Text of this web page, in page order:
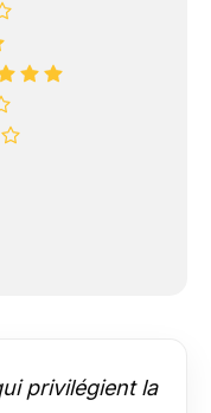
privilégient la